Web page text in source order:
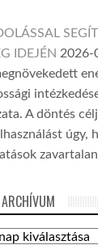
IDEJÉN 2026-
A döntés
úgy,
ARCHÍVUM